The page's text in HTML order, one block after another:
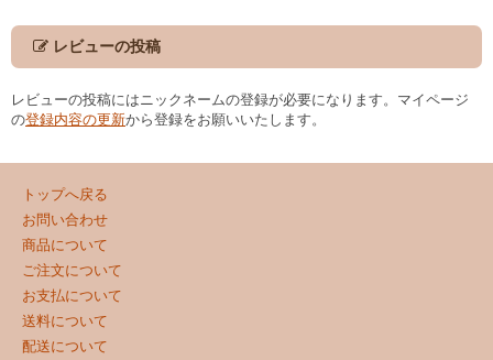
レビューの投稿
レビューの投稿にはニックネームの登録が必要になります。マイページ
の登録内容の更新から登録をお願いいたします。
トップへ戻る
お問い合わせ
商品について
ご注文について
お支払について
送料について
配送について